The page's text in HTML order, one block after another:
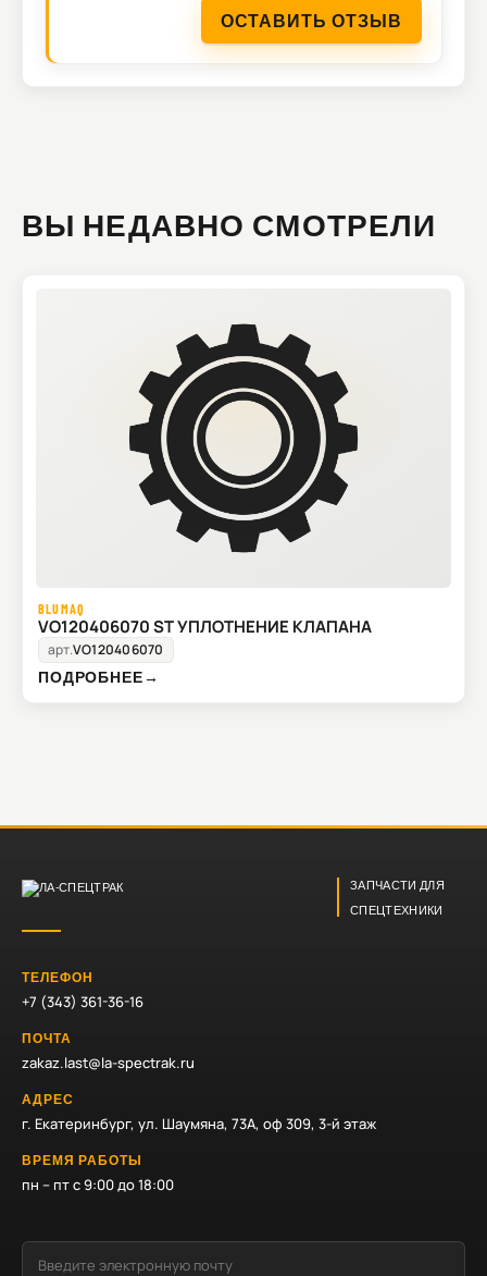
ОСТАВИТЬ ОТЗЫВ
ВЫ НЕДАВНО СМОТРЕЛИ
BLUMAQ
VO120406070 ST УПЛОТНЕНИЕ КЛАПАНА
арт.VO120406070
ПОДРОБНЕЕ→
ЗАПЧАСТИ ДЛЯ
СПЕЦТЕХНИКИ
ТЕЛЕФОН
+7 (343) 361-36-16
ПОЧТА
zakaz.last@la-spectrak.ru
АДРЕС
г. Екатеринбург, ул. Шаумяна, 73А, оф 309, 3-й этаж
ВРЕМЯ РАБОТЫ
пн – пт с 9:00 до 18:00